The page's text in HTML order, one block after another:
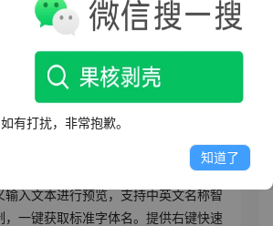
自动生成，并已由人工审核
面简洁，操作便捷，适用于设计师、
人员及字体爱好者。支持一键浏览系统
外部字体，实现所见即所得的实时预
搜索功能，可快速定位所需字体，配合
字重、字符集、版本等），满足专业需
输入文本进行预览，支持中英文名称智
，一键获取标准字体名。提供右键快速
有打扰，非常抱歉。
知道了